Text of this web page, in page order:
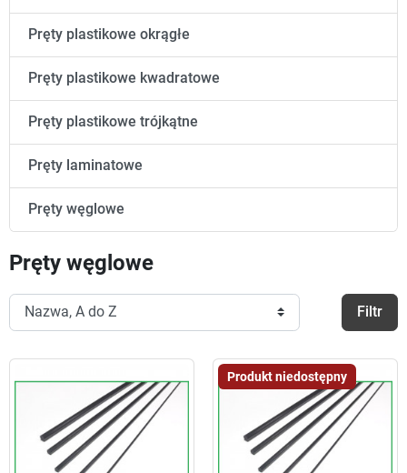
Pręty plastikowe okrągłe
Pręty plastikowe kwadratowe
Pręty plastikowe trójkątne
Pręty laminatowe
Pręty węglowe
Pręty węglowe
Filtr
Produkt niedostępny